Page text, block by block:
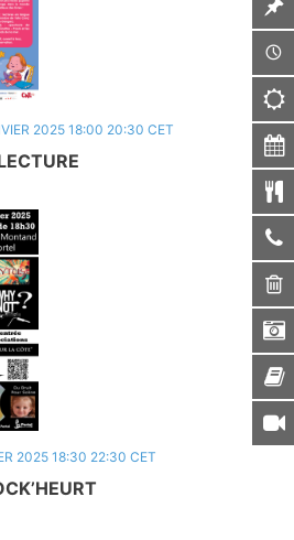
2025 18:00 20:30 CET
2025 18:30 22:30 CET